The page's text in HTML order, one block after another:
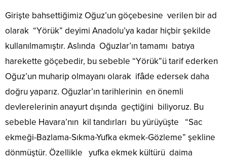
Girişte bahsettiğimiz Oğuz’un göçebesine verilen bir ad
olarak “Yörük” deyimi Anadolu’ya kadar hiçbir şekilde
kullanılmamıştır. Aslında Oğuzlar’ın tamamı batıya
harekette göçebedir, bu sebeble “Yörük”ü tarif ederken
Oğuz’un muharip olmayanı olarak ifâde edersek daha
doğru yaparız. Oğuzlar’ın tarihlerinin en önemli
devlerelerinin anayurt dışında geçtiğini biliyoruz. Bu
sebeble Havara’nın kil tandırları bu yürüyüşte “Sac
ekmeği-Bazlama-Sıkma-Yufka ekmek-Gözleme” şekline
dönmüştür. Özellikle yufka ekmek kültürü daima